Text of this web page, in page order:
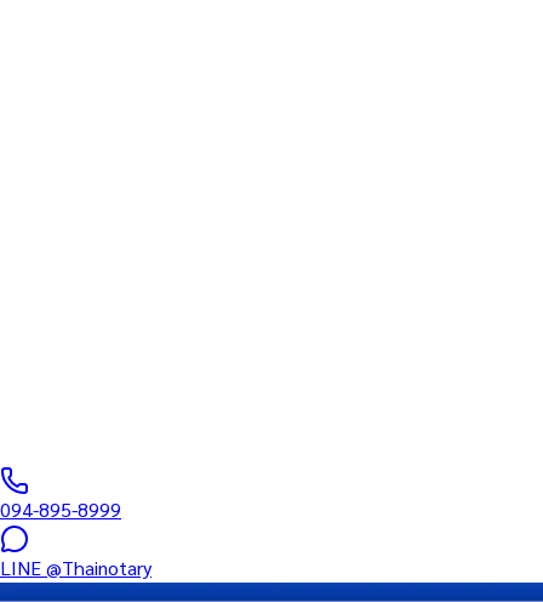
094-895-8999
LINE@Thainotary